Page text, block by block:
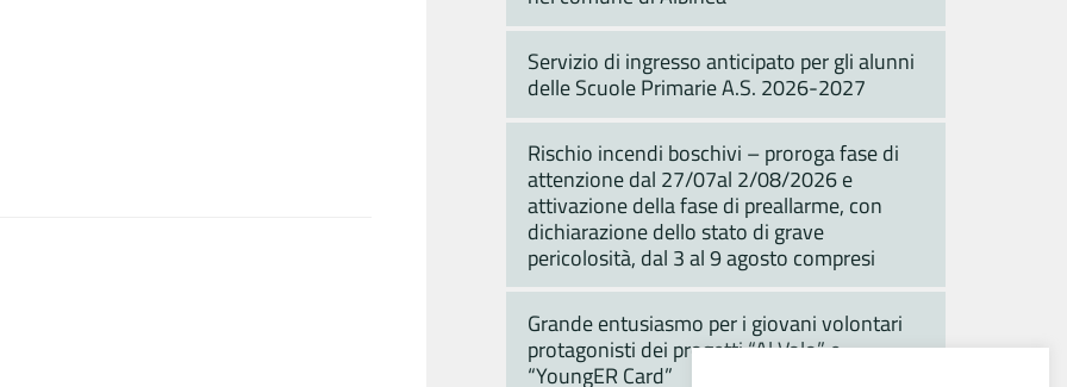
Servizio di ingresso anticipato per gli alunni
delle Scuole Primarie A.S. 2026-2027
Rischio incendi boschivi – proroga fase di
attenzione dal 27/07al 2/08/2026 e
attivazione della fase di preallarme, con
dichiarazione dello stato di grave
pericolosità, dal 3 al 9 agosto compresi
Grande entusiasmo per i giovani volontari
protagonisti dei progetti “Al Volo” e
“YoungER Card”